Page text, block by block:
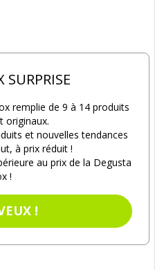
SURPRISE
remplie de 9 à 14 produits
originaux.
et nouvelles tendances
à prix réduit !
au prix de la Degusta
!
!